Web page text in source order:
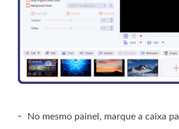
-
No mesmo painel, marque a caixa